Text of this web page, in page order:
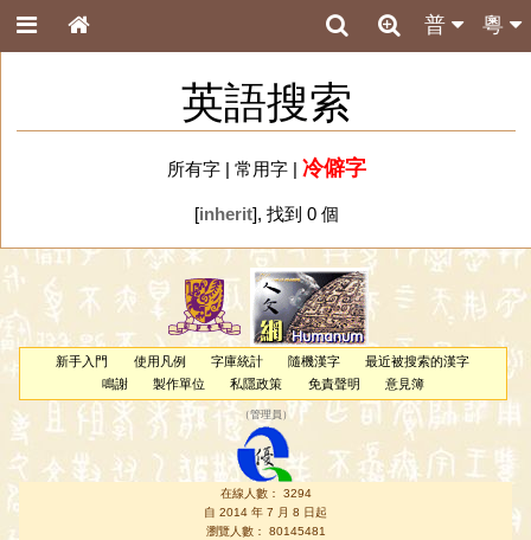
粵
普
英語搜索
所有字| 常用字| 冷僻字
[inherit], 找到 0 個
新手入門 使用凡例 字庫統計 隨機漢字
最近被搜索的漢字
鳴謝
製作單位 私隱政策 免責聲明 意見簿
（管理員 ）
在線人數： 3294
自 2014 年 7 月 8 日起
瀏覽人數： 80145481